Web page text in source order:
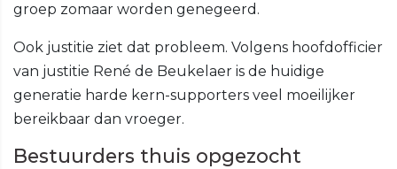
groep zomaar worden genegeerd.
Ook justitie ziet dat probleem. Volgens hoofdofficier
van justitie René de Beukelaer is de huidige
generatie harde kern-supporters veel moeilijker
bereikbaar dan vroeger.
Bestuurders thuis opgezocht